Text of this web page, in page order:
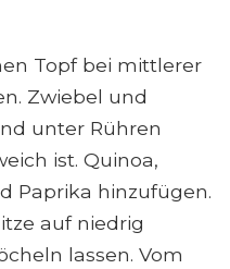
Topf bei mittlerer
Zwiebel und
unter Rühren
ist. Quinoa,
Paprika hinzufügen.
auf niedrig
lassen. Vom